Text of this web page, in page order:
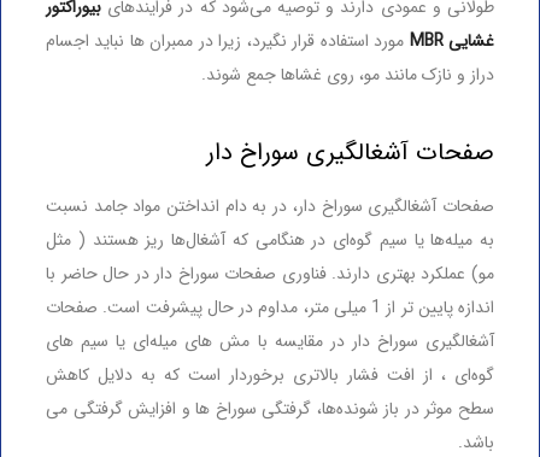
طولانی و عمودی دارند و توصیه می‌شود که در فرایندهای بیوراکتور
غشایی MBR
مورد استفاده قرار نگیرد، زیرا در ممبران ها نباید اجسام
دراز و نازک مانند مو، روی غشاها جمع شوند.
صفحات آشغالگیری سوراخ دار
صفحات آشغالگیری سوراخ دار، در به دام انداختن مواد جامد نسبت
به میله‌ها یا سیم گوه‌ای در هنگامی که آشغال‌ها ریز هستند ( مثل
مو) عملکرد بهتری دارند. فناوری صفحات سوراخ دار در حال حاضر با
اندازه پایین تر از 1 میلی متر، مداوم در حال پیشرفت است. صفحات
آشغالگیری سوراخ دار در مقایسه با مش های میله‌ای یا سیم های
گوه‌ای ، از افت فشار بالاتری برخوردار است که به دلایل کاهش
سطح موثر در باز شونده‌ها، گرفتگی سوراخ ها و افزایش گرفتگی می
باشد.